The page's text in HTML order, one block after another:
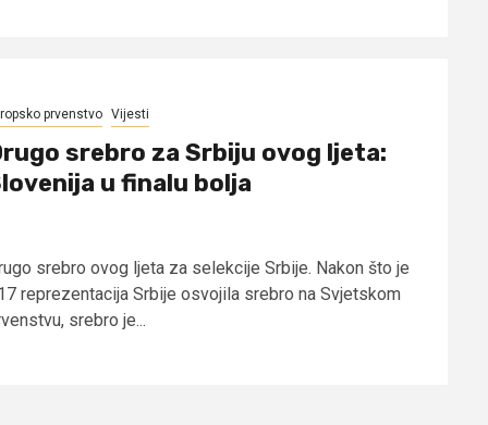
prvenstvo Vijesti
srebro za Srbiju ovog ljeta:
u finalu bolja
srebro ovog ljeta za selekcije Srbije. Nakon što je
reprezentacija Srbije osvojila srebro na Svjetskom
srebro je...